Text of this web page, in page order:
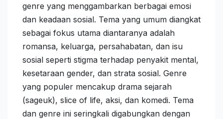
genre yang menggambarkan berbagai emosi
dan keadaan sosial. Tema yang umum diangkat
sebagai fokus utama diantaranya adalah
romansa, keluarga, persahabatan, dan isu
sosial seperti stigma terhadap penyakit mental,
kesetaraan gender, dan strata sosial. Genre
yang populer mencakup drama sejarah
(sageuk), slice of life, aksi, dan komedi. Tema
dan genre ini seringkali digabungkan dengan